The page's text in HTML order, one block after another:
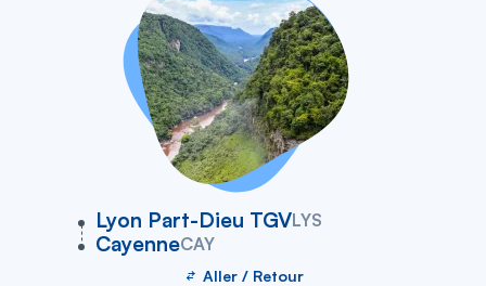
Lyon Part-Dieu TGVLYS
vers
CayenneCAY
Aller / Retour